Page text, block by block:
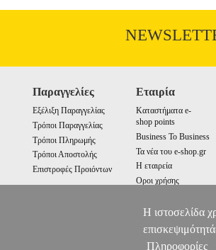
Παραγγελίες
Εξέλιξη Παραγγελίας
Τρόποι Παραγγελίας
Τρόποι Πληρωμής
Τρόποι Αποστολής
Επιστροφές Προιόντων
Εταιρία
Καταστήματα e-
shop points
Business To Business
Τα νέα του e-shop.gr
Η εταιρεία
Οροι χρήσης
Η ιστοσελίδα
Πληροφορίες